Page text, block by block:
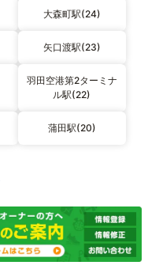
大森町駅(24)
矢口渡駅(23)
羽田空港第2ターミナ
ル駅(22)
蒲田駅(20)